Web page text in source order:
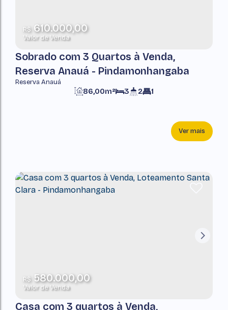
R$610.000,00
Valor de Venda
Sobrado com 3 Quartos à Venda,
Reserva Anauá - Pindamonhangaba
Reserva Anauá
3 2 1
86,00m²
Ver mais
R$580.000,00
Valor de Venda
Casa com 3 quartos à Venda,